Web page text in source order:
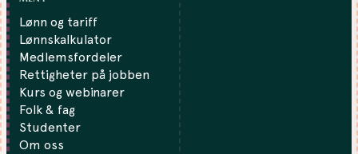
Lønn og tariff
Lønnskalkulator
Medlemsfordeler
Rettigheter på jobben
Kurs og webinarer
Folk & fag
Studenter
Om oss